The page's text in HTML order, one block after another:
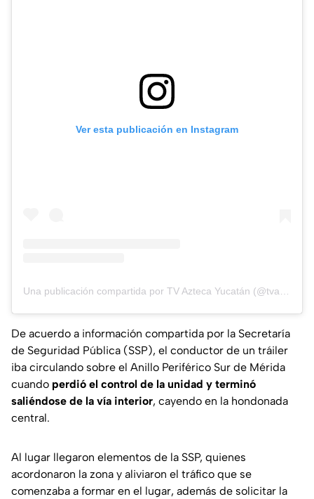
Ver esta publicación en Instagram
Una publicación compartida por TV Azteca Yucatán (@tvaztecayucatan)
De acuerdo a información compartida por la Secretaría
de Seguridad Pública (SSP), el conductor de un tráiler
iba circulando sobre el Anillo Periférico Sur de Mérida
cuando perdió el control de la unidad y terminó
saliéndose de la vía interior, cayendo en la hondonada
central.
Al lugar llegaron elementos de la SSP, quienes
acordonaron la zona y aliviaron el tráfico que se
comenzaba a formar en el lugar, además de solicitar la